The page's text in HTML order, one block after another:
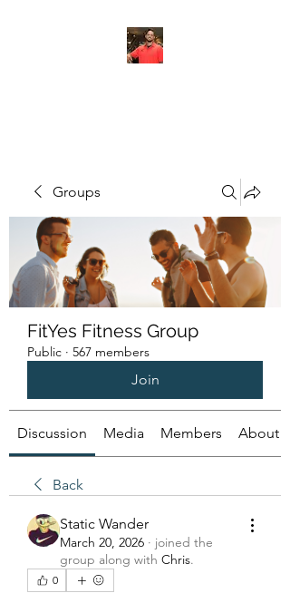
Groups
FitYes Fitness Group
Public · 567 members
Join
Discussion Media Members About
Back
Static Wander
March 20, 2026 · joined the
group along with Chris.
0